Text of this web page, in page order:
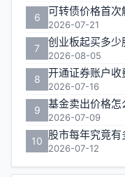
6
2026-07-21
7 创业板起买多少
2026-08-05
8 开通证券账户收
2026-07-16
9 基金卖出价格
2026-07-09
10 股市每年究竟有
2026-07-12